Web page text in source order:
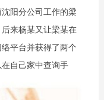
阳分公司工作的梁
来杨某又让梁某在
平台并获得了两个
自己家中查询手